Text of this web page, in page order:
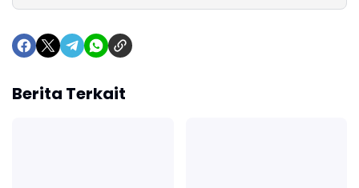
Berita Terkait